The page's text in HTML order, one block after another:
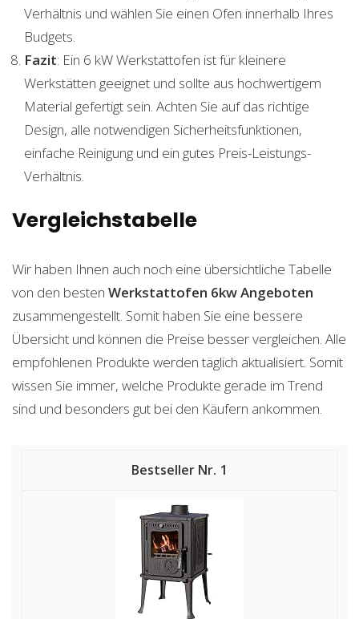
Verhältnis und wählen Sie einen Ofen innerhalb Ihres
Budgets.
Fazit: Ein 6 kW Werkstattofen ist für kleinere
Werkstätten geeignet und sollte aus hochwertigem
Material gefertigt sein. Achten Sie auf das richtige
Design, alle notwendigen Sicherheitsfunktionen,
einfache Reinigung und ein gutes Preis-Leistungs-
Verhältnis.
Vergleichstabelle
Wir haben Ihnen auch noch eine übersichtliche Tabelle
von den besten Werkstattofen 6kwAngeboten
zusammengestellt. Somit haben Sie eine bessere
Übersicht und können die Preise besser vergleichen. Alle
empfohlenen Produkte werden täglich aktualisiert. Somit
wissen Sie immer, welche Produkte gerade im Trend
sind und besonders gut bei den Käufern ankommen.
1